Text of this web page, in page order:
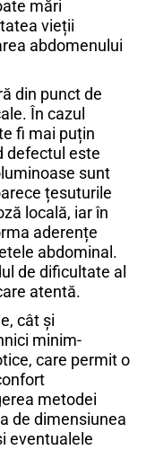
mări
vieții
abdomenului
din punct de
În cazul
fi mai puțin
defectul este
sunt
țesuturile
locală, iar în
aderențe
abdominal.
de dificultate al
atentă.
cât și
minim-
care permit o
metodei
de dimensiunea
eventualele